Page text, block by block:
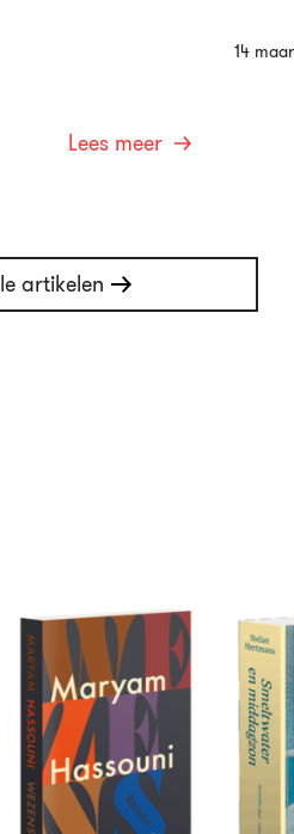
Lees meer
14
artikelen